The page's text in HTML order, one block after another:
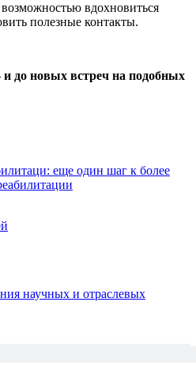
вдохновиться
полезные контакты.
до новых встреч на подобных
еще один шаг к более
научных и отраслевых